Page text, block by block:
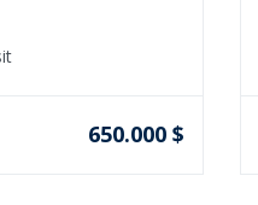
650.000 $